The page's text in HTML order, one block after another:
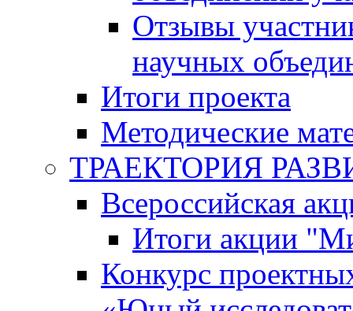
Отзывы
научных
Итоги проекта
Методические
ТРАЕКТОРИЯ
Всероссийская
Итоги акции
Конкурс